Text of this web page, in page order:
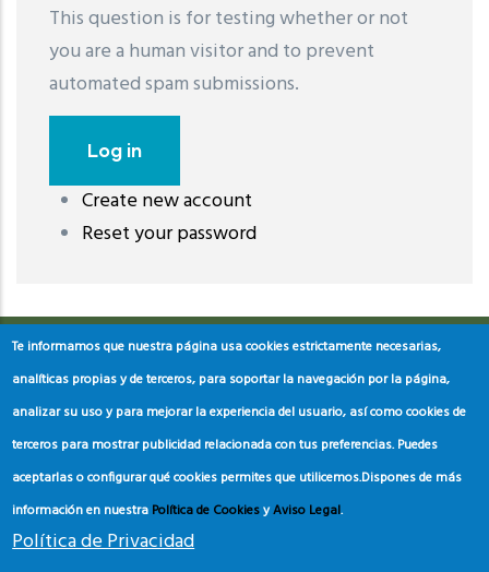
This question is for testing whether or not
you are a human visitor and to prevent
automated spam submissions.
Create new account
Reset your password
레딧 다운로드coloring pages printable
download
Te informamos que nuestra página usa cookies estrictamente necesarias,
analíticas propias y de terceros, para soportar la navegación por la página,
analizar su uso y para mejorar la experiencia del usuario, así como cookies de
terceros para mostrar publicidad relacionada con tus preferencias. Puedes
aceptarlas o configurar qué cookies permites que utilicemos.Dispones de más
información en nuestra Política de CookiesyAviso Legal.
Política de Privacidad